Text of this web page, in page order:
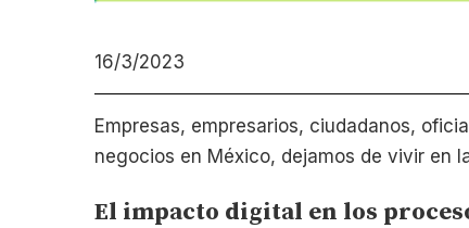
16/3/2023
Empresas, empresarios, ciudadanos,
negocios en México, dejamos de vivir en
El impacto digital en los